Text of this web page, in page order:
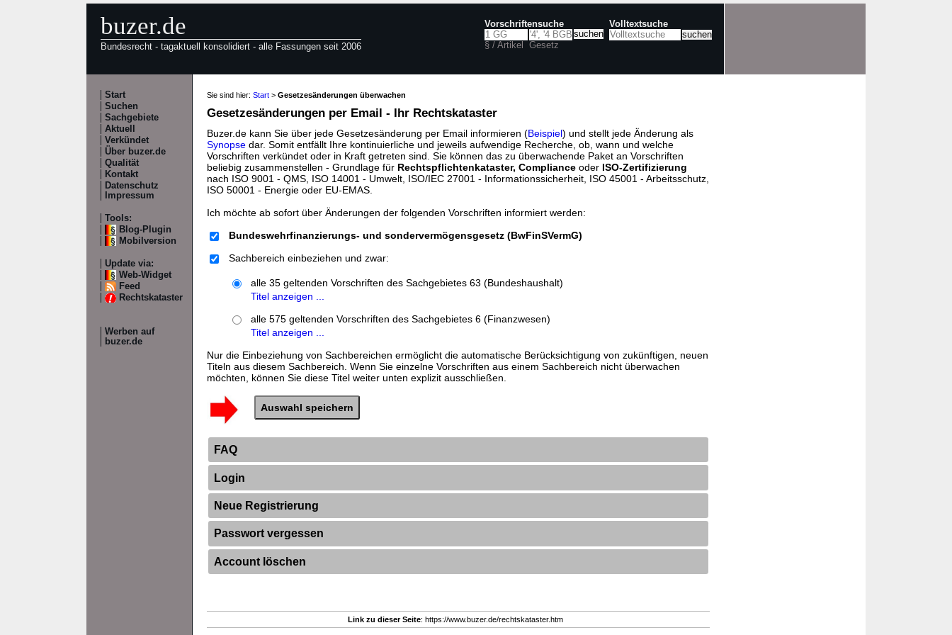
buzer.de
Bundesrecht - tagaktuell konsolidiert - alle Fassungen seit 2006
Vorschriftensuche
§ / Artikel Gesetz
Volltextsuche
Start
Suchen
Sachgebiete
Aktuell
Verkündet
Über buzer.de
Qualität
Kontakt
Datenschutz
Impressum
Tools:
Blog-Plugin
Mobilversion
Update via:
Web-Widget
Feed
Rechtskataster
Werben auf
buzer.de
Sie sind hier: Start > Gesetzesänderungen überwachen
Gesetzesänderungen per Email - Ihr Rechtskataster
Buzer.de kann Sie über jede Gesetzesänderung per Email informieren (Beispiel) und stellt jede Änderung als
Synopse dar. Somit entfällt Ihre kontinuierliche und jeweils aufwendige Recherche, ob, wann und welche
Vorschriften verkündet oder in Kraft getreten sind. Sie können das zu überwachende Paket an Vorschriften
beliebig zusammenstellen - Grundlage für Rechtspflichtenkataster, Compliance oder ISO-Zertifizierung
nach ISO 9001 - QMS, ISO 14001 - Umwelt, ISO/IEC 27001 - Informationssicherheit, ISO 45001 - Arbeitsschutz,
ISO 50001 - Energie oder EU-EMAS.
Ich möchte ab sofort über Änderungen der folgenden Vorschriften informiert werden:
Bundeswehrfinanzierungs- und sondervermögensgesetz (BwFinSVermG)
Sachbereich einbeziehen und zwar:
alle 35 geltenden Vorschriften des Sachgebietes 63 (Bundeshaushalt)
Titel anzeigen ...
alle 575 geltenden Vorschriften des Sachgebietes 6 (Finanzwesen)
Titel anzeigen ...
Nur die Einbeziehung von Sachbereichen ermöglicht die automatische Berücksichtigung von zukünftigen, neuen
Titeln aus diesem Sachbereich. Wenn Sie einzelne Vorschriften aus einem Sachbereich nicht überwachen
möchten, können Sie diese Titel weiter unten explizit ausschließen.
FAQ
Login
Neue Registrierung
Passwort vergessen
Account löschen
Link zu dieser Seite: https://www.buzer.de/rechtskataster.htm